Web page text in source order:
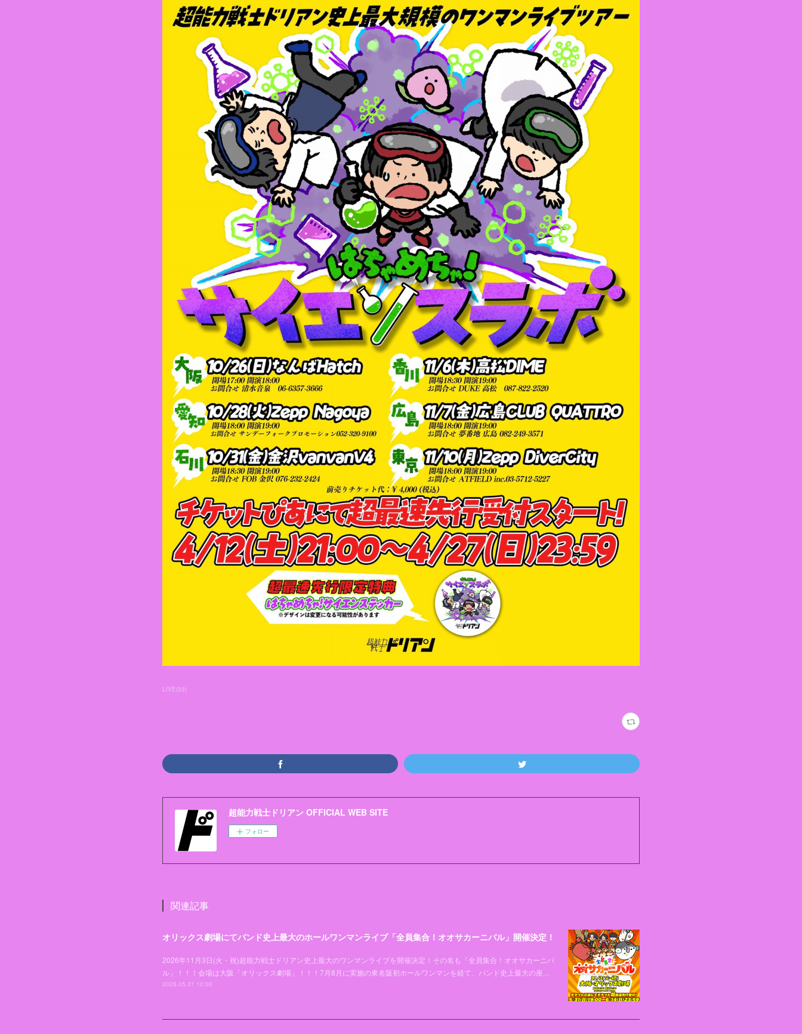
LIVE(33)
超能力戦士ドリアン OFFICIAL WEB SITE
フォロー
関連記事
オリックス劇場にてバンド史上最大のホールワンマンライブ「全員集合！オオサカーニバル」開催決定！
2026年11月3日(火・祝)超能力戦士ドリアン史上最大のワンマンライブを開催決定！その名も「全員集合！オオサカーニバ
ル」！！！会場は大阪「オリックス劇場」！！！7月8月に実施の東名阪初ホールワンマンを経て、バンド史上最大の座…
2026.05.31 10:00